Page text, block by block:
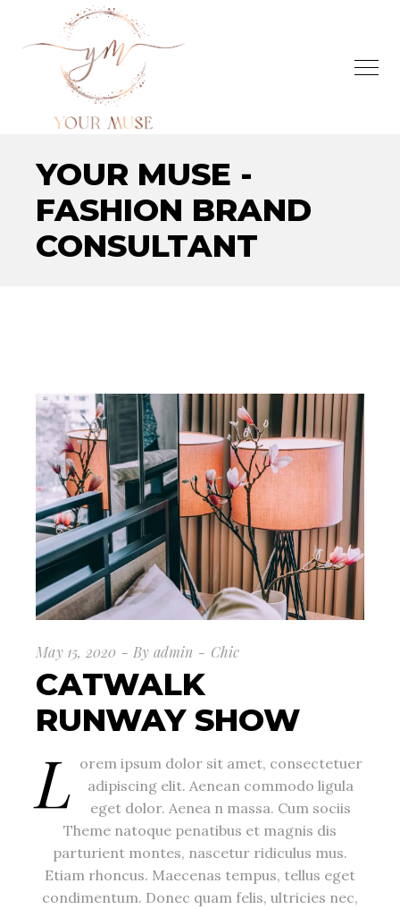
YOUR MUSE -
FASHION BRAND
CONSULTANT
May 15, 2020 By admin Chic
CATWALK
RUNWAY SHOW
L orem ipsum dolor sit amet, consectetuer
adipiscing elit. Aenean commodo ligula
eget dolor. Aenea n massa. Cum sociis
Theme natoque penatibus et magnis dis
parturient montes, nascetur ridiculus mus.
Etiam rhoncus. Maecenas tempus, tellus eget
condimentum. Donec quam felis, ultricies nec,